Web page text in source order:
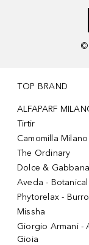
©
TOP BRAND
ALFAPARF
Tirtir
Camomilla Milano
The Ordinary
Dolce &
Aveda -
Phytorelax -
Missha
Giorgio Armani -
Gioia